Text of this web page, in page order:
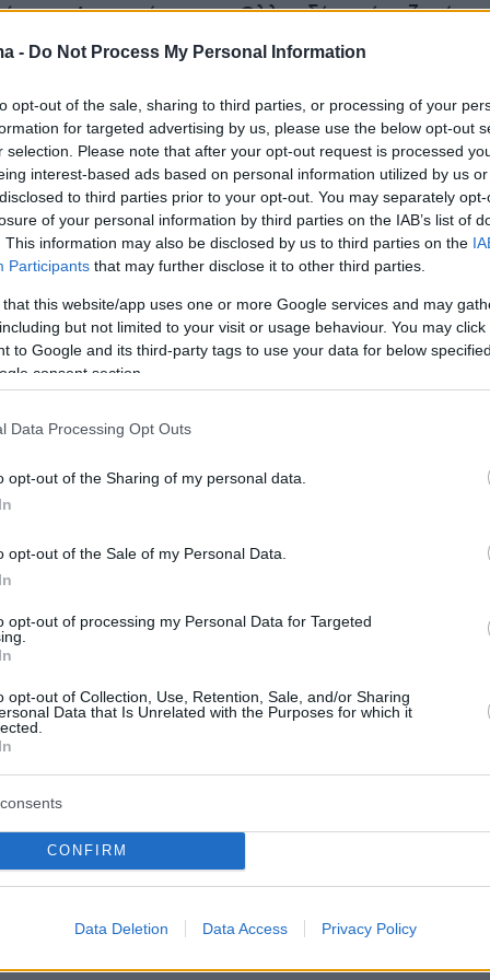
- Do Not Process My Personal Information
opt-out of the sale, sharing to third parties, or processing of your
for targeted advertising by us, please use the below opt-out
selection. Please note that after your opt-out request is processed
interest-based ads based on personal information utilized by us
to third parties prior to your opt-out. You may separately
of your personal information by third parties on the IAB’s list of
This information may also be disclosed by us to third parties on the
Participants that may further disclose it to other third parties.
that this website/app uses one or more Google services and may
but not limited to your visit or usage behaviour. You may
to Google and its third-party tags to use your data for below
consent section.
Data Processing Opt Outs
opt-out of the Sharing of my personal data.
opt-out of the Sale of my Personal Data.
opt-out of processing my Personal Data for Targeted
opt-out of Collection, Use, Retention, Sale, and/or Sharing
Data that Is Unrelated with the Purposes for which it
CONFIRM
Data Deletion Data Access Privacy Policy
Δικαστήριο της Ολλανδίας είχε ζητήσει
να μειώσει τις εκπομπές των
οργάνωσης.
το γαλλικό κράτος είχε καταδικαστεί από
Παρισιού μετά την προσφυγή τεσσάρων μη
οργανώσεων, τις οποίες στήριζαν με αίτησή
από 2,3 εκατ. πολίτες.
να εξετάζει την ελβετική προσφυγή
και θα ακολουθήσει στις 14:15 η γαλλική.
είναι εξαιρετικά σημαντικό»,
τις δικηγόρους του
Γκραντ Σιντ,
τα δικαιώματα των ατόμων στη ζωή
οικογενειακή ζωή, αυτό θα ισχύει για όλα
της Ευρώπης και πιθανόν σε όλα τα
, σημείωσε.
την προσφυγή νεαρών Πορτογάλων
αλλά και 32 άλλων χωρών για την αδράνειά
στην υπερθέρμανση του πλανήτη.